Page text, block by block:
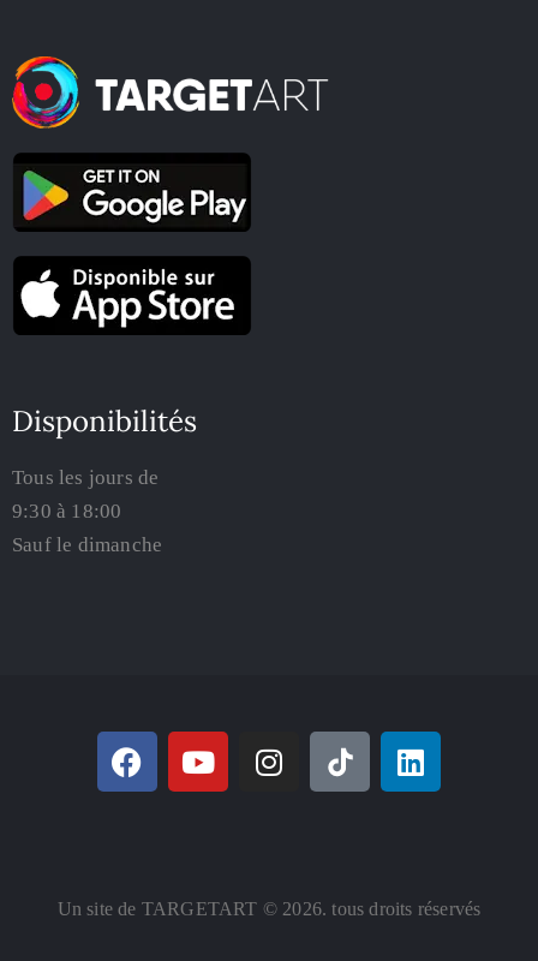
Disponibilités
Tous les jours de
9:30 à 18:00
Sauf le dimanche
Un site de TARGETART © 2026. tous droits réservés